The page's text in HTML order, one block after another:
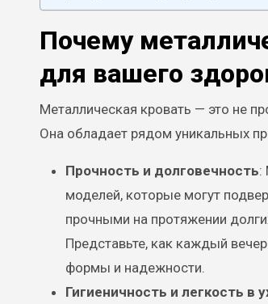
Почему
для вашего
Металлическая кровать — это не
Она обладает рядом уникальных
Прочность и долговечность:
моделей, которые могут
прочными на протяжении
Представьте, как каждый
формы и надежности.
Гигиеничность и легкость в